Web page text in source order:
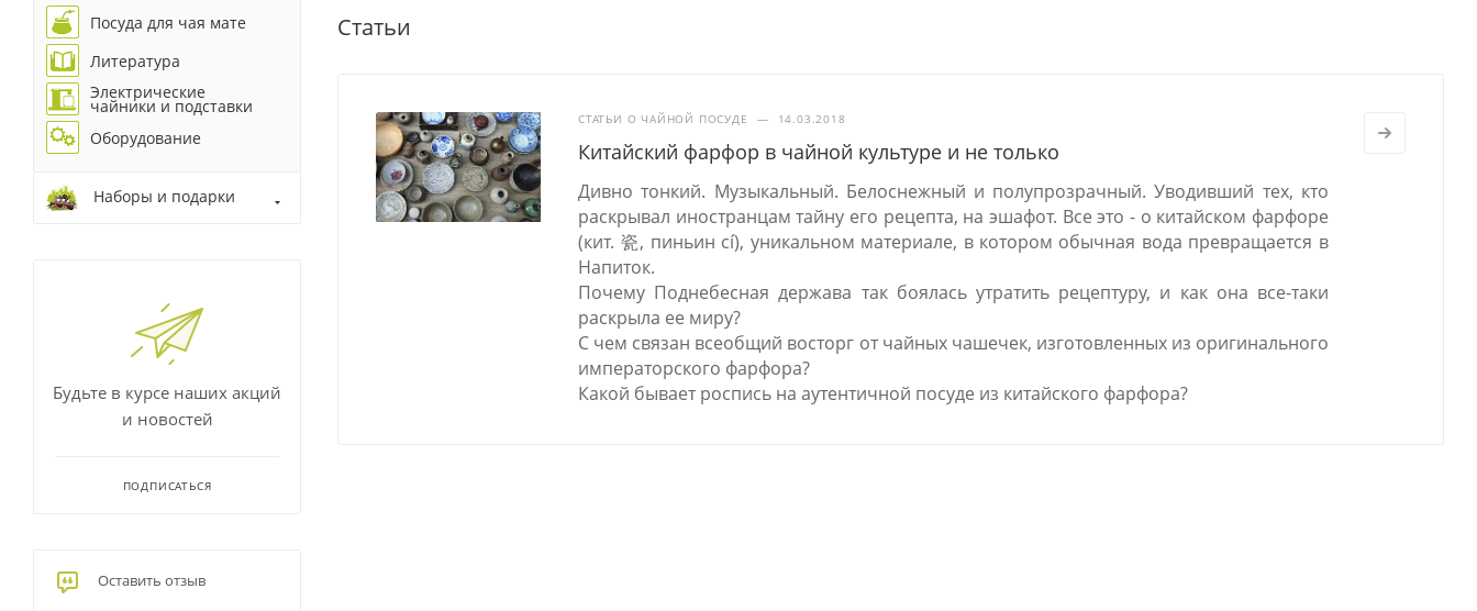
Статьи
СТАТЬИ О ЧАЙНОЙ ПОСУДЕ — 14.03.2018
Китайский фарфор в чайной культуре и не только
Дивно тонкий. Музыкальный. Белоснежный и полупрозрачный. Уводивший тех, кто
раскрывал иностранцам тайну его рецепта, на эшафот. Все это - о китайском фарфоре
(кит. 瓷, пиньин cí), уникальном материале, в котором обычная вода превращается в
Напиток.
Почему Поднебесная держава так боялась утратить рецептуру, и как она все-таки
раскрыла ее миру?
С чем связан всеобщий восторг от чайных чашечек, изготовленных из оригинального
императорского фарфора?
Какой бывает роспись на аутентичной посуде из китайского фарфора?
Посуда для чая мате
Литература
Электрические
чайники и подставки
Оборудование
Наборы и подарки
Будьте в курсе наших акций
и новостей
ПОДПИСАТЬСЯ
Оставить отзыв